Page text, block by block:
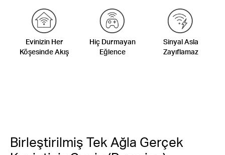
Evinizin Her
Köşesinde Akış
Hiç Durmayan
Eğlence
Sinyal Asla
Zayıflamaz
Birleştirilmiş Tek Ağla Gerçek